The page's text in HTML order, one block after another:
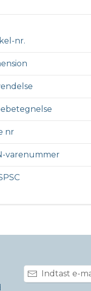
nr.
nr
varenummer